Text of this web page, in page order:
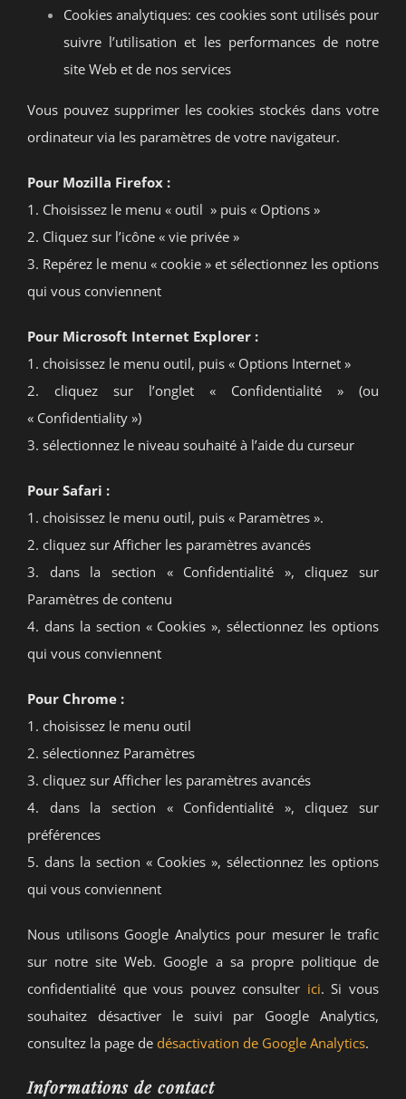
Cookies analytiques: ces cookies sont utilisés pour
suivre l’utilisation et les performances de notre
site Web et de nos services
Vous pouvez supprimer les cookies stockés dans votre
ordinateur via les paramètres de votre navigateur.
Pour Mozilla Firefox :
1. Choisissez le menu « outil » puis « Options »
2. Cliquez sur l’icône « vie privée »
3. Repérez le menu « cookie » et sélectionnez les options
qui vous conviennent
Pour Microsoft Internet Explorer :
1. choisissez le menu outil, puis « Options Internet »
2. cliquez sur l’onglet « Confidentialité » (ou
« Confidentiality »)
3. sélectionnez le niveau souhaité à l’aide du curseur
Pour Safari :
1. choisissez le menu outil, puis « Paramètres ».
2. cliquez sur Afficher les paramètres avancés
3. dans la section « Confidentialité », cliquez sur
Paramètres de contenu
4. dans la section « Cookies », sélectionnez les options
qui vous conviennent
Pour Chrome :
1. choisissez le menu outil
2. sélectionnez Paramètres
3. cliquez sur Afficher les paramètres avancés
4. dans la section « Confidentialité », cliquez sur
préférences
5. dans la section « Cookies », sélectionnez les options
qui vous conviennent
Nous utilisons Google Analytics pour mesurer le trafic
sur notre site Web. Google a sa propre politique de
confidentialité que vous pouvez consulter ici. Si vous
souhaitez désactiver le suivi par Google Analytics,
consultez la page de désactivation de Google Analytics.
Informations de contact